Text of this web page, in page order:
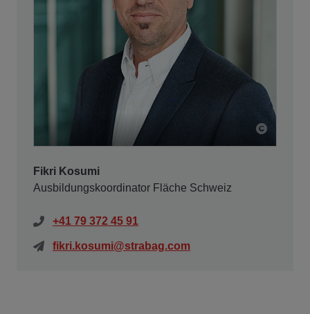
Fikri Kosumi
Ausbildungskoordinator Fläche Schweiz
+41 79 372 45 91
fikri.kosumi@strabag.com